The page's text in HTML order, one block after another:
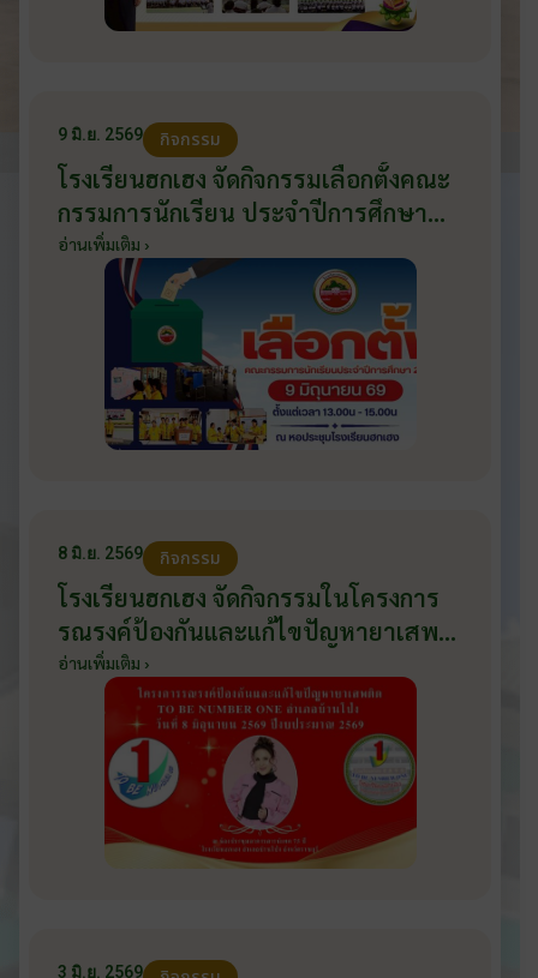
9 มิ.ย. 2569 กิจกรรม
โรงเรียนฮกเฮง จัดกิจกรรมเลือกตั้งคณะ
กรรมการนักเรียน ประจำปีการศึกษา
2569 ส่งเสริมประชาธิปไตยในโรงเรียน
วันที่ 9 มิถุนายน 2569
อ่านเพิ่มเติม ›
8 มิ.ย. 2569 กิจกรรม
โรงเรียนฮกเฮง จัดกิจกรรมในโครงการ
รณรงค์ป้องกันและแก้ไขปัญหายาเสพ
ติด TO BE NUMBER ONE อำเภอ
บ้านโป่ง ปีงบประมาณ 2569 ให้กับ
นักเรียนแกนนำ ในวันที่ 8 มิถุนายน
2569
อ่านเพิ่มเติม ›
3 มิ.ย. 2569